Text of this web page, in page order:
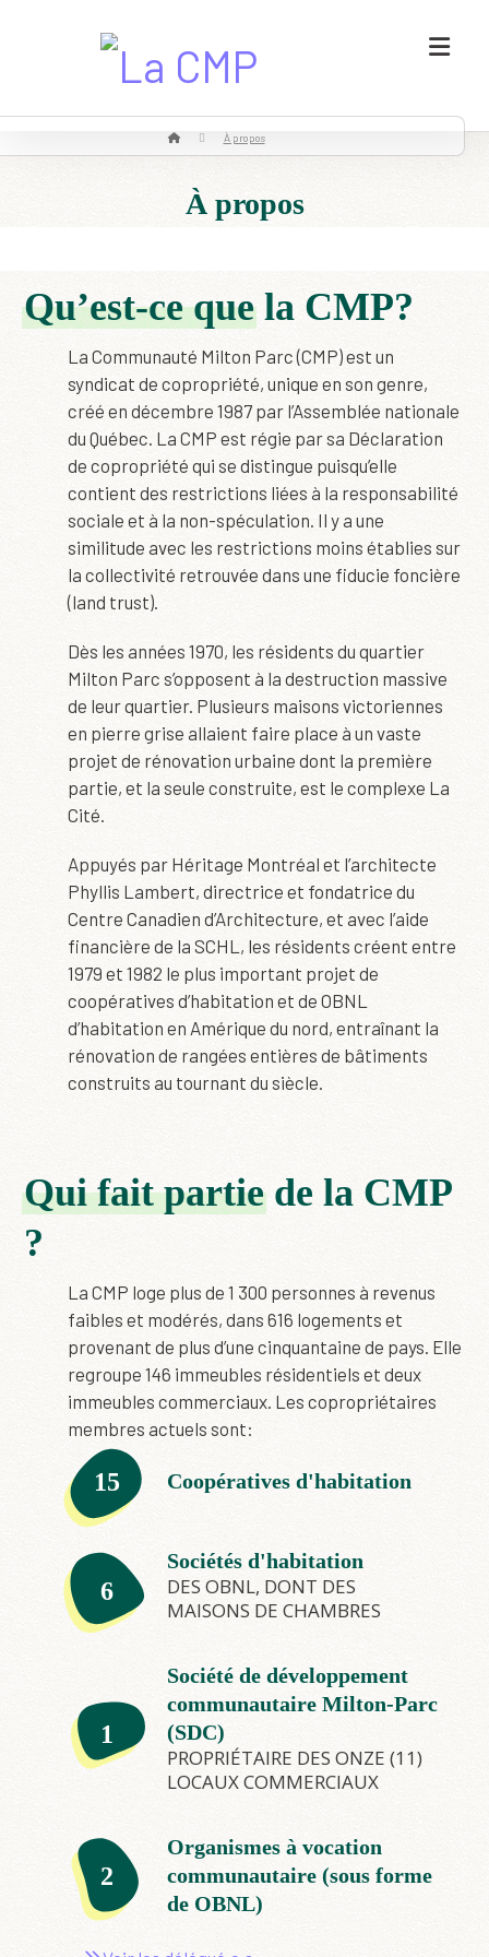
À propos
À propos
Qu’est-ce quela CMP?
La Communauté Milton Parc (CMP) est un
syndicat de copropriété, unique en son genre,
créé en décembre 1987 par l’Assemblée nationale
du Québec. La CMP est régie par sa Déclaration
de copropriété qui se distingue puisqu’elle
contient des restrictions liées à la responsabilité
sociale et à la non-spéculation. Il y a une
similitude avec les restrictions moins établies sur
la collectivité retrouvée dans une fiducie foncière
(land trust).
Dès les années 1970, les résidents du quartier
Milton Parc s’opposent à la destruction massive
de leur quartier. Plusieurs maisons victoriennes
en pierre grise allaient faire place à un vaste
projet de rénovation urbaine dont la première
partie, et la seule construite, est le complexe La
Cité.
Appuyés par Héritage Montréal et l’architecte
Phyllis Lambert, directrice et fondatrice du
Centre Canadien d’Architecture, et avec l’aide
financière de la SCHL, les résidents créent entre
1979 et 1982 le plus important projet de
coopératives d’habitation et de OBNL
d’habitation en Amérique du nord, entraînant la
rénovation de rangées entières de bâtiments
construits au tournant du siècle.
Qui fait partiede la CMP
?
La CMP loge plus de 1 300 personnes à revenus
faibles et modérés, dans 616 logements et
provenant de plus d’une cinquantaine de pays. Elle
regroupe 146 immeubles résidentiels et deux
immeubles commerciaux. Les copropriétaires
membres actuels sont:
15 Coopératives d'habitation
6
Sociétés d'habitation
DES OBNL, DONT DES
MAISONS DE CHAMBRES
1
Société de développement
communautaire Milton-Parc
(SDC)
PROPRIÉTAIRE DES ONZE (11)
LOCAUX COMMERCIAUX
2
Organismes à vocation
communautaire (sous forme
de OBNL)